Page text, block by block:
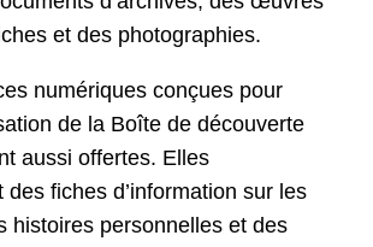
et des photographies.
numériques conçues pour
de la Boîte de découverte
aussi offertes. Elles
des fiches d’information sur les
histoires personnelles et des